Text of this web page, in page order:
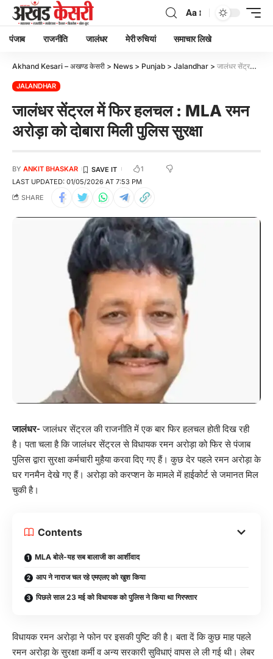
Aa
पंजाब राजनीति जालंधर मेरी रुचियां समाचार लिखे
Akhand Kesari – अखण्ड केसरी > News > Punjab > Jalandhar > जालंधर सेंट्रल में फिर हलचल : MLA रमन अरोड़ा को दोबारा मिली पुलिस सुरक्षा
JALANDHAR
जालंधर सेंट्रल में फिर हलचल : MLA रमन
अरोड़ा को दोबारा मिली पुलिस सुरक्षा
LAST UPDATED: 01/05/2026 AT 7:53 PM
BY ANKIT BHASKAR 1
SHARE
जालंधर- जालंधर सेंट्रल की राजनीति में एक बार फिर हलचल होती दिख रही
है। पता चला है कि जालंधर सेंट्रल से विधायक रमन अरोड़ा को फिर से पंजाब
पुलिस द्वारा सुरक्षा कर्मचारी मुहैया करवा दिए गए हैं। कुछ देर पहले रमन अरोड़ा के
घर गनमैन देखे गए हैं। अरोड़ा को करप्शन के मामले में हाईकोर्ट से जमानत मिल
चुकी है।
Contents
MLA बोले-यह सब बालाजी का आर्शीवाद
आप ने नाराज चल रहे एमएलए को खुश किया
पिछले साल 23 मई को विधायक को पुलिस ने किया था गिरफ्तार
विधायक रमन अरोड़ा ने फोन पर इसकी पुष्टि की है। बता दें कि कुछ माह पहले
रमन अरोड़ा के सुरक्षा कर्मी व अन्य सरकारी सुविधाएं वापस ले ली गई थी। लेबर